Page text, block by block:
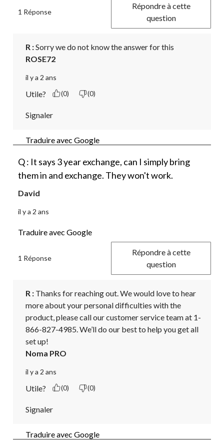
1 Réponse
Répondre à cette
question
R : Sorry we do not know the answer for this
ROSE72
il y a 2 ans
Utile? (0) (0)
Signaler
Traduire avec Google
Q : It says 3 year exchange, can I simply bring
them in and exchange. They won't work.
David
il y a 2 ans
Traduire avec Google
1 Réponse
Répondre à cette
question
R : Thanks for reaching out. We would love to hear
more about your personal difficulties with the
product, please call our customer service team at 1-
866-827-4985. We’ll do our best to help you get all
set up!
Noma PRO
il y a 2 ans
Utile? (0) (0)
Signaler
Traduire avec Google